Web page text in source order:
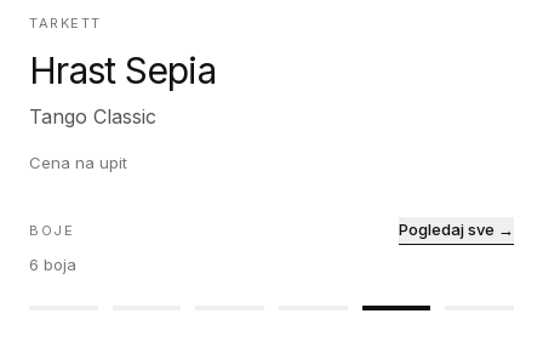
TARKETT
Hrast Sepia
Tango Classic
Cena na upit
BOJE
6 boja
Pogledaj sve →